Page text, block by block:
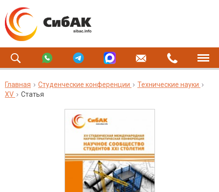
Главная Студенческие конференции
Технические науки
XV
Статья